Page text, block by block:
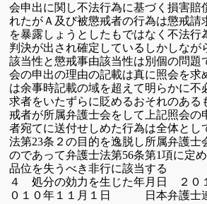
会申出に関し不法行為に基づく損害賠
れたがＡ及び被懲戒者の行為は懲戒請
を暴露しょうとしたもではなく不法行
判決が出され確定している しかしなが
該当性と懲戒事由該当性は別個の問題
会の申出の理由の記載は真に照会を求
は余事時記載の域を超えて明らかに不
求者をいたずらに貶めるおそれのある
戒者が所属弁護士会をして上記照会の
者宛てに送付せしめた行為は全体とし
法第23条２の目的を逸脱し所属弁護士
のであって弁護士法第56条第1項に定
品位を失うべき非行に該当する
４ 処分の効力を生じた年月日
２０
０１０年１１月１日 日本弁護士